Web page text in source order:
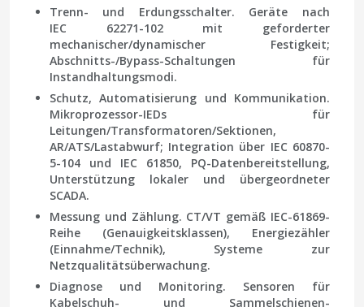
Trenn- und Erdungsschalter. Geräte nach
IEC 62271-102 mit geforderter
mechanischer/dynamischer Festigkeit;
Abschnitts-/Bypass-Schaltungen für
Instandhaltungsmodi.
Schutz, Automatisierung und Kommunikation.
Mikroprozessor-IEDs für
Leitungen/Transformatoren/Sektionen,
AR/ATS/Lastabwurf; Integration über IEC 60870-
5-104 und IEC 61850, PQ-Datenbereitstellung,
Unterstützung lokaler und übergeordneter
SCADA.
Messung und Zählung. CT/VT gemäß IEC-61869-
Reihe (Genauigkeitsklassen), Energiezähler
(Einnahme/Technik), Systeme zur
Netzqualitätsüberwachung.
Diagnose und Monitoring. Sensoren für
Kabelschuh- und Sammelschienen-